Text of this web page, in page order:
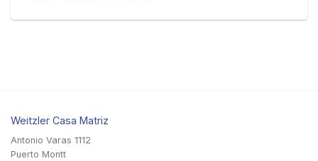
Weitzler Casa Matriz
Antonio Varas 1112
Puerto Montt